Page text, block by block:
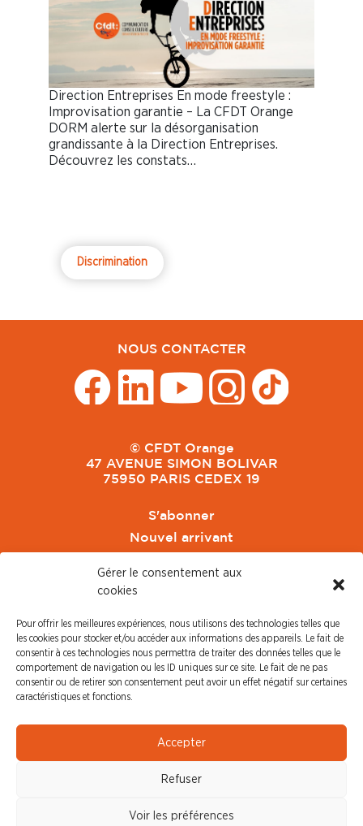
Gérer le consentement aux
cookies
Pour offrir les meilleures expériences, nous utilisons des technologies telles que
les cookies pour stocker et/ou accéder aux informations des appareils. Le fait de
consentir à ces technologies nous permettra de traiter des données telles que le
comportement de navigation ou les ID uniques sur ce site. Le fait de ne pas
consentir ou de retirer son consentement peut avoir un effet négatif sur certaines
caractéristiques et fonctions.
Accepter
Refuser
Voir les préférences
Direction Entreprises En mode freestyle :
Improvisation garantie – La CFDT Orange
DORM alerte sur la désorganisation
grandissante à la Direction Entreprises.
Découvrez les constats…
Discrimination
NOUS CONTACTER
© CFDT Orange
47 AVENUE SIMON BOLIVAR
75950 PARIS CEDEX 19
S'abonner
Nouvel arrivant
CFDT Cadres
CFDT Retraités
L'UFFA
PRESSE
Communiqué de Presse
Revue de Presse